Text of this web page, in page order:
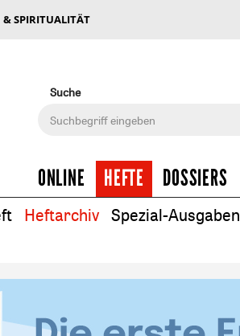
& SPIRITUALITÄT
Suche
ONLINE HEFTE DOSSIERS
Heftarchiv Spezial-Ausgaben